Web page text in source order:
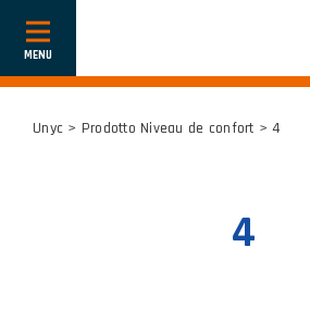
Mostra
o
Unyc > Prodotto Niveau de confort > 4
4